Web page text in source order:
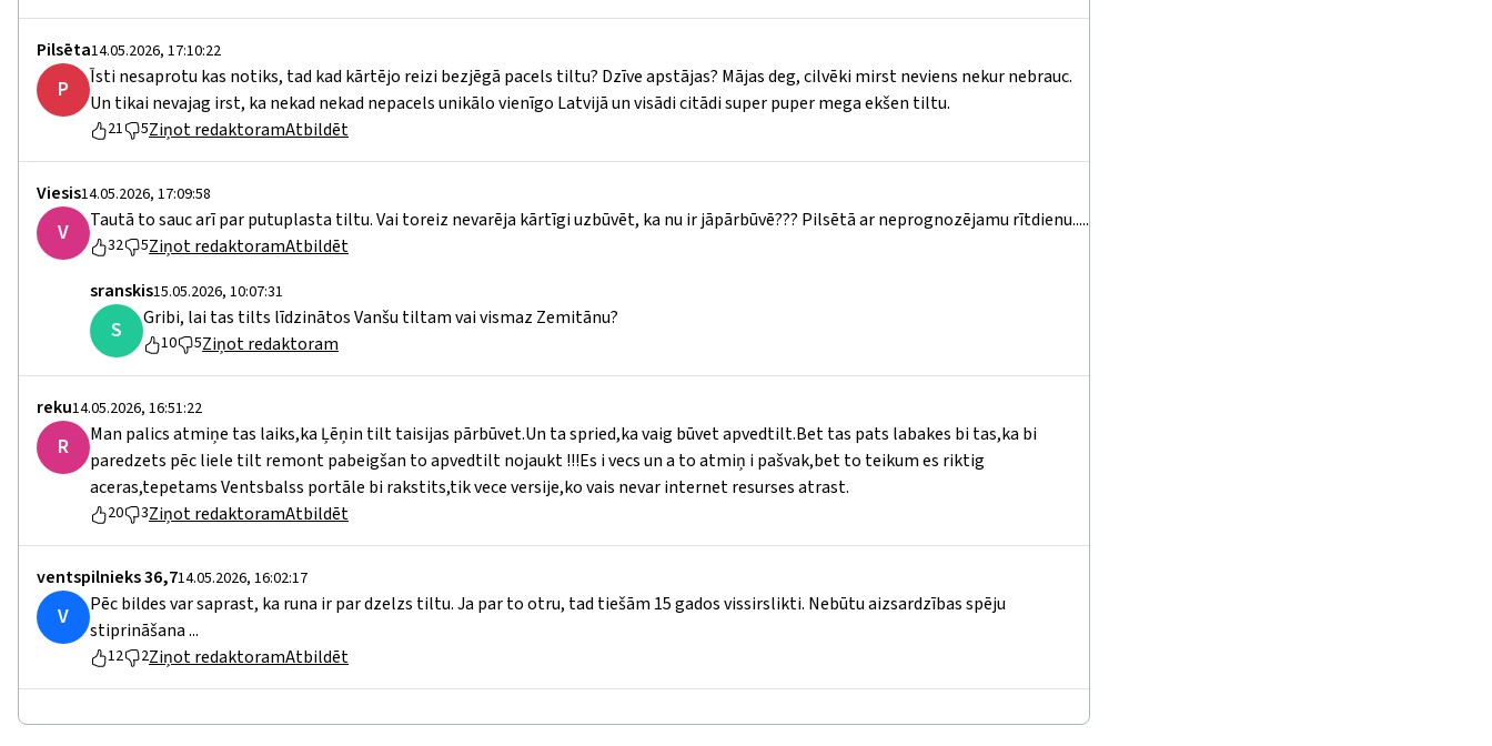
Pilsēta14.05.2026, 17:10:22
P
Īsti nesaprotu kas notiks, tad kad kārtējo reizi bezjēgā pacels tiltu? Dzīve apstājas? Mājas deg, cilvēki mirst neviens nekur nebrauc.
Un tikai nevajag irst, ka nekad nekad nepacels unikālo vienīgo Latvijā un visādi citādi super puper mega ekšen tiltu.
21 5Ziņot redaktoramAtbildēt
Viesis14.05.2026, 17:09:58
V Tautā to sauc arī par putuplasta tiltu. Vai toreiz nevarēja kārtīgi uzbūvēt, ka nu ir jāpārbūvē??? Pilsētā ar neprognozējamu rītdienu.....
32 5Ziņot redaktoramAtbildēt
sranskis15.05.2026, 10:07:31
S Gribi, lai tas tilts līdzinātos Vanšu tiltam vai vismaz Zemitānu?
10 5Ziņot redaktoram
reku14.05.2026, 16:51:22
R
Man palics atmiņe tas laiks,ka Ļēņin tilt taisijas pārbūvet.Un ta spried,ka vaig būvet apvedtilt.Bet tas pats labakes bi tas,ka bi
paredzets pēc liele tilt remont pabeigšan to apvedtilt nojaukt !!!Es i vecs un a to atmiņ i pašvak,bet to teikum es riktig
aceras,tepetams Ventsbalss portāle bi rakstits,tik vece versije,ko vais nevar internet resurses atrast.
20 3Ziņot redaktoramAtbildēt
ventspilnieks 36,714.05.2026, 16:02:17
V
Pēc bildes var saprast, ka runa ir par dzelzs tiltu. Ja par to otru, tad tiešām 15 gados vissirslikti. Nebūtu aizsardzības spēju
stiprināšana ...
12 2Ziņot redaktoramAtbildēt